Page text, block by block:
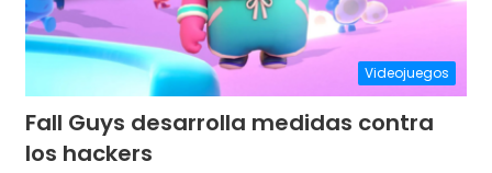
Videojuegos
Fall Guys desarrolla medidas contra
los hackers